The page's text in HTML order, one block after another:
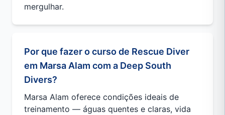
mergulhar.
Por que fazer o curso de Rescue Diver
em Marsa Alam com a Deep South
Divers?
Marsa Alam oferece condições ideais de
treinamento — águas quentes e claras, vida